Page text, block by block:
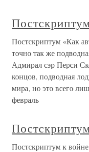
Постскриптум «Как
точно так же
Адмирал сэр Перси
концов, подводная
мира, но это всего
февраль
Постскриптум к